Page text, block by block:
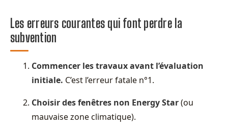
Les erreurs courantes qui font perdre la
subvention
Commencer les travaux avant l’évaluation
initiale. C’est l’erreur fatale n°1.
Choisir des fenêtres non Energy Star(ou
mauvaise zone climatique).